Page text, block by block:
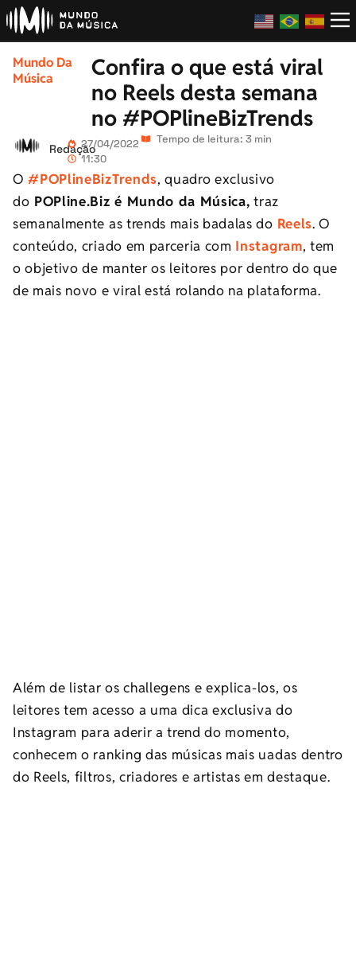
Mundo Da
Música
Confira o que está viral
no Reels desta semana
no #POPlineBizTrends
Redação27/04/2022
11:30
Tempo de leitura: 3 min
O#POPlineBizTrends, quadro exclusivo
do POPline.Biz é Mundo da Música, traz
semanalmente as trends mais badalas do Reels. O
conteúdo, criado em parceria com Instagram, tem
o objetivo de manter os leitores por dentro do que
de mais novo e viral está rolando na plataforma.
Além de listar os challegens e explica-los, os
leitores tem acesso a uma dica exclusiva do
Instagram para aderir a trend do momento,
conhecem o ranking das músicas mais uadas dentro
do Reels, filtros, criadores e artistas em destaque.